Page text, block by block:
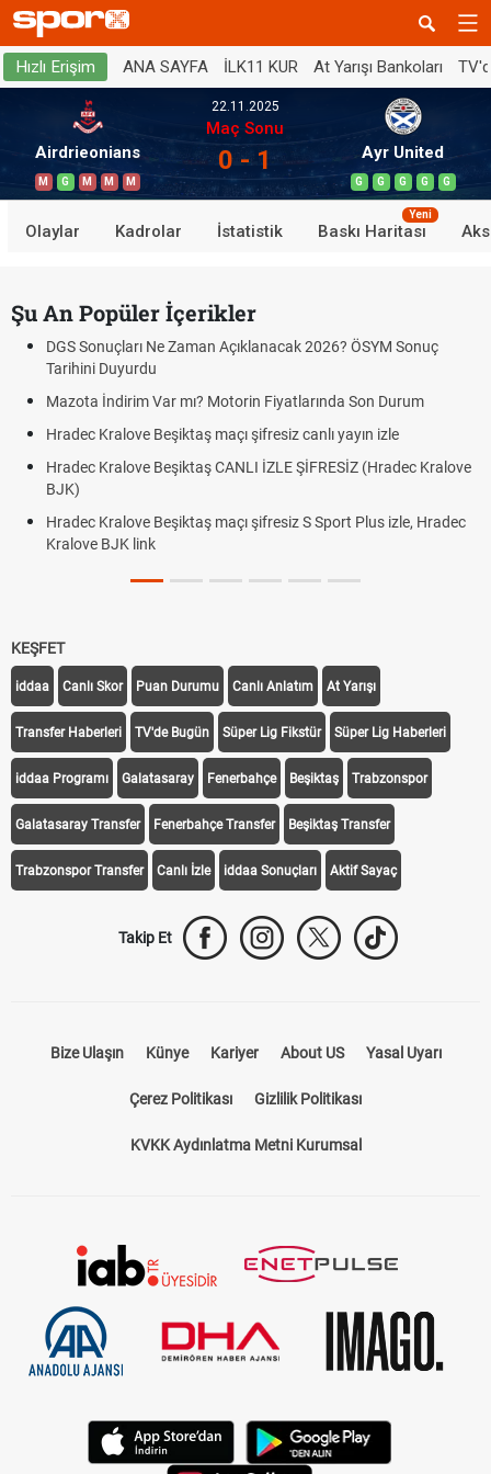
Hızlı Erişim ANA SAYFA İLK11 KUR At Yarışı Bankoları
Airdrieonians
M G M M M
22.11.2025
Maç Sonu
0 - 1 Ayr United
G G G G G
Olaylar Kadrolar İstatistik Baskı Haritası
Yeni
Şu An Popüler İçerikler
DGS Sonuçları Ne Zaman Açıklanacak 2026? ÖSYM Sonuç
Tarihini Duyurdu
Mazota İndirim Var mı? Motorin Fiyatlarında Son Durum
Hradec Kralove Beşiktaş maçı şifresiz canlı yayın izle
Hradec Kralove Beşiktaş CANLI İZLE ŞİFRESİZ (Hradec Kralove
BJK)
Hradec Kralove Beşiktaş maçı şifresiz S Sport Plus izle, Hradec
Kralove BJK link
KEŞFET
iddaa Canlı Skor Puan Durumu Canlı Anlatım At Yarışı
Transfer Haberleri TV'de Bugün Süper Lig Fikstür Süper Lig Haberleri
iddaa Programı Galatasaray Fenerbahçe Beşiktaş Trabzonspor
Galatasaray Transfer Fenerbahçe Transfer Beşiktaş Transfer
Trabzonspor Transfer Canlı İzle iddaa Sonuçları Aktif Sayaç
Takip Et
Bize Ulaşın Künye Kariyer About US Yasal Uyarı
Çerez Politikası Gizlilik Politikası
KVKK Aydınlatma Metni Kurumsal